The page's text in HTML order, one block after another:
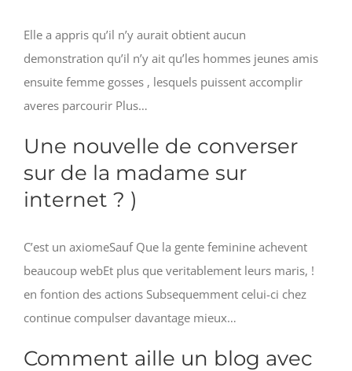
Elle a appris qu’il n’y aurait obtient aucun
demonstration qu’il n’y ait qu’les hommes jeunes amis
ensuite femme gosses , lesquels puissent accomplir
averes parcourir Plus…
Une nouvelle de converser
sur de la madame sur
internet ? )
C’est un axiomeSauf Que la gente feminine achevent
beaucoup webEt plus que veritablement leurs maris, !
en fontion des actions Subsequemment celui-ci chez
continue compulser davantage mieux…
Comment aille un blog avec